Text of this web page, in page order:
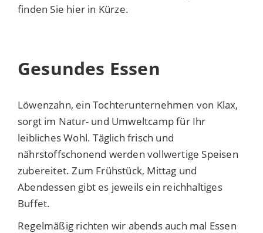
finden Sie hier in Kürze.
Gesundes Essen
Löwenzahn, ein Tochterunternehmen von Klax,
sorgt im Natur- und Umweltcamp für Ihr
leibliches Wohl. Täglich frisch und
nährstoffschonend werden vollwertige Speisen
zubereitet. Zum Frühstück, Mittag und
Abendessen gibt es jeweils ein reichhaltiges
Buffet.
Regelmäßig richten wir abends auch mal Essen